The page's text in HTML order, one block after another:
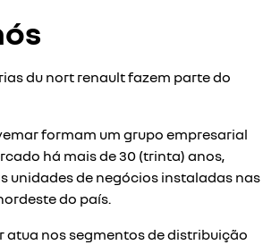
du nort renault fazem parte do
formam um grupo empresarial
há mais de 30 (trinta) anos,
unidades de negócios instaladas nas
do país.
atua nos segmentos de distribuição